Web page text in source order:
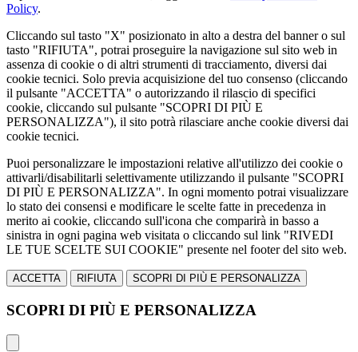
Policy.
Cliccando sul tasto "X" posizionato in alto a destra del banner o sul
tasto "RIFIUTA", potrai proseguire la navigazione sul sito web in
assenza di cookie o di altri strumenti di tracciamento, diversi dai
cookie tecnici. Solo previa acquisizione del tuo consenso (cliccando
il pulsante "ACCETTA" o autorizzando il rilascio di specifici
cookie, cliccando sul pulsante "SCOPRI DI PIÙ E
PERSONALIZZA"), il sito potrà rilasciare anche cookie diversi dai
cookie tecnici.
Puoi personalizzare le impostazioni relative all'utilizzo dei cookie o
attivarli/disabilitarli selettivamente utilizzando il pulsante "SCOPRI
DI PIÙ E PERSONALIZZA". In ogni momento potrai visualizzare
lo stato dei consensi e modificare le scelte fatte in precedenza in
merito ai cookie, cliccando sull'icona che comparirà in basso a
sinistra in ogni pagina web visitata o cliccando sul link "RIVEDI
LE TUE SCELTE SUI COOKIE" presente nel footer del sito web.
ACCETTA RIFIUTA SCOPRI DI PIÙ E PERSONALIZZA
SCOPRI DI PIÙ E PERSONALIZZA